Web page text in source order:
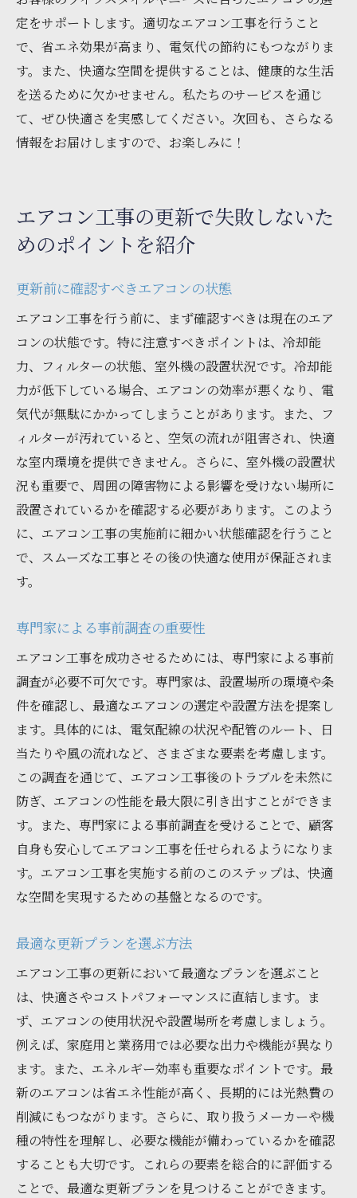
定をサポートします。適切なエアコン工事を行うこと
で、省エネ効果が高まり、電気代の節約にもつながりま
す。また、快適な空間を提供することは、健康的な生活
を送るために欠かせません。私たちのサービスを通じ
て、ぜひ快適さを実感してください。次回も、さらなる
情報をお届けしますので、お楽しみに！
エアコン工事の更新で失敗しないた
めのポイントを紹介
更新前に確認すべきエアコンの状態
エアコン工事を行う前に、まず確認すべきは現在のエア
コンの状態です。特に注意すべきポイントは、冷却能
力、フィルターの状態、室外機の設置状況です。冷却能
力が低下している場合、エアコンの効率が悪くなり、電
気代が無駄にかかってしまうことがあります。また、フ
ィルターが汚れていると、空気の流れが阻害され、快適
な室内環境を提供できません。さらに、室外機の設置状
況も重要で、周囲の障害物による影響を受けない場所に
設置されているかを確認する必要があります。このよう
に、エアコン工事の実施前に細かい状態確認を行うこと
で、スムーズな工事とその後の快適な使用が保証されま
す。
専門家による事前調査の重要性
エアコン工事を成功させるためには、専門家による事前
調査が必要不可欠です。専門家は、設置場所の環境や条
件を確認し、最適なエアコンの選定や設置方法を提案し
ます。具体的には、電気配線の状況や配管のルート、日
当たりや風の流れなど、さまざまな要素を考慮します。
この調査を通じて、エアコン工事後のトラブルを未然に
防ぎ、エアコンの性能を最大限に引き出すことができま
す。また、専門家による事前調査を受けることで、顧客
自身も安心してエアコン工事を任せられるようになりま
す。エアコン工事を実施する前のこのステップは、快適
な空間を実現するための基盤となるのです。
最適な更新プランを選ぶ方法
エアコン工事の更新において最適なプランを選ぶこと
は、快適さやコストパフォーマンスに直結します。ま
ず、エアコンの使用状況や設置場所を考慮しましょう。
例えば、家庭用と業務用では必要な出力や機能が異なり
ます。また、エネルギー効率も重要なポイントです。最
新のエアコンは省エネ性能が高く、長期的には光熱費の
削減にもつながります。さらに、取り扱うメーカーや機
種の特性を理解し、必要な機能が備わっているかを確認
することも大切です。これらの要素を総合的に評価する
ことで、最適な更新プランを見つけることができます。